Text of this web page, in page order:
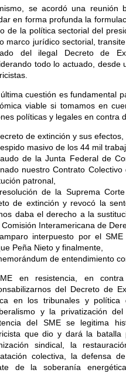
se acordó una reunión
en forma profunda la
de la política sectorial del
marco jurídico sectorial,
del ilegal Decreto de
todo lo actuado, desde
cuestión es fundamental
viable si tomamos en
políticas y legales en contra
de extinción y sus efectos,
masivo de los 44 mil
de la Junta Federal de
nuestro Contrato
patronal,
de la Suprema
de extinción y revocó la
daba el derecho a la
Interamericana de
interpuesto por el
Peña Nieto y finalmente,
de entendimiento
en resistencia, en
del Decreto de
en los tribunales y
y la privatización
del SME se legitima
que dio y dará la batalla
sindical, la
colectiva, la defensa
de la soberanía